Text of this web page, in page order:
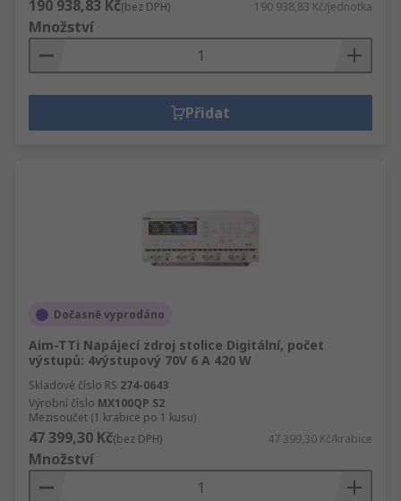
190 938,83 Kč(bez DPH) 190 938,83 Kč/jednotka
Množství
Přidat
Dočasně vyprodáno
Aim-TTi Napájecí zdroj stolice Digitální, počet
výstupů: 4výstupový 70V 6 A 420 W
Skladové číslo RS 274-0643
Výrobní číslo MX100QP S2
Mezisoučet (1 krabice po 1 kusu)
47 399,30 Kč(bez DPH) 47 399,30 Kč/krabice
Množství